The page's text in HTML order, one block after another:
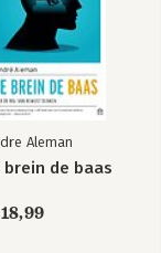
een goed contact
VRAGEN
prijs
komen voort uit
Aleman
brein de baas